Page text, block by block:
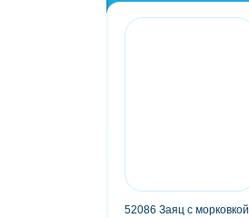
52086 Заяц с морковкой